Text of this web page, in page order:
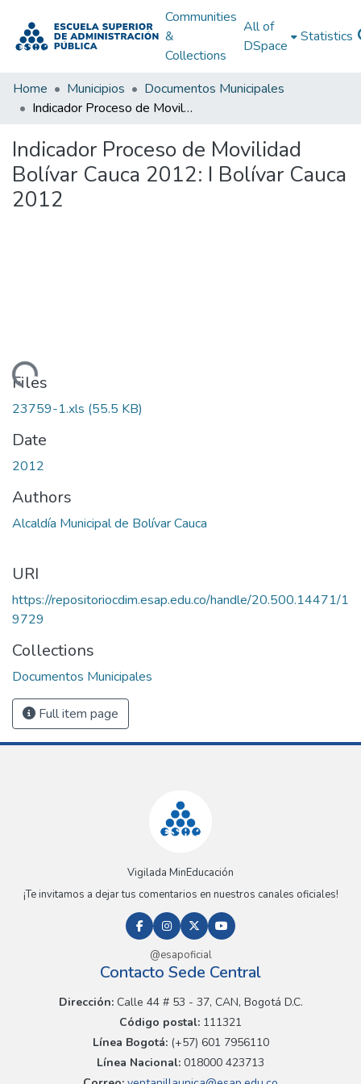
Communities
&
Collections
All of
DSpace
Statistics
Home Municipios
Documentos Municipales
Indicador Proceso de Movilidad Bolívar Cauca 2012: I Bolívar Cauca 2012
Indicador Proceso de Movilidad
Bolívar Cauca 2012: I Bolívar Cauca
2012
Loading...
Files
23759-1.xls (55.5 KB)
Date
2012
Authors
Alcaldía Municipal de Bolívar Cauca
URI
https://repositoriocdim.esap.edu.co/handle/20.500.14471/1
9729
Collections
Documentos Municipales
Full item page
Vigilada MinEducación
¡Te invitamos a dejar tus comentarios en nuestros canales oficiales!
@esapoficial
Contacto Sede Central
Dirección:Calle 44 # 53 - 37, CAN, Bogotá D.C.
Código postal: 111321
Línea Bogotá:(+57) 601 7956110
Línea Nacional: 018000 423713